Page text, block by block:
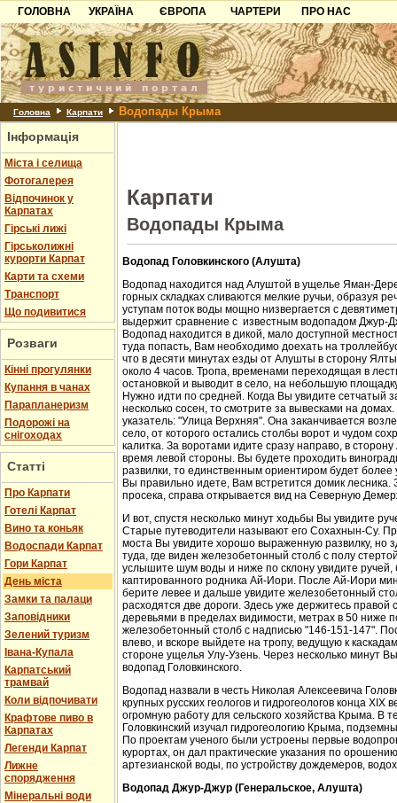
ГОЛОВНА
УКРАЇНА
Карпати
Азов
Причорноморря
Шацьк
ЄВРОПА
Чорногорія
Хорватія
Болгарія
Албанія
ЧАРТЕРИ
ПРО НАС
Контакти
Партнерам
Додати готель
Головна Карпати Водопады Крыма
Інформація
Міста і селища
Фотогалерея
Відпочинок у
Карпатах
Гірські лижі
Гірськолижні
курорти Карпат
Карти та схеми
Транспорт
Що подивитися
Розваги
Кінні прогулянки
Купання в чанах
Парапланеризм
Подорожі на
снігоходах
Статті
Про Карпати
Готелі Карпат
Вино та коньяк
Водоспади Карпат
Гори Карпат
День міста
Замки та палаци
Заповідники
Зелений туризм
Івана-Купала
Карпатський
трамвай
Коли відпочивати
Крафтове пиво в
Карпатах
Легенди Карпат
Лижне
спорядження
Мінеральні води
Карпати
Водопады Крыма
Водопад Головкинского (Алушта)
Водопад находится над Алуштой в ущелье Яман-
горных складках сливаются мелкие ручьи, образуя
уступам поток воды мощно низвергается с
выдержит сравнение с известным водопадом Джур-
Водопад находится в дикой, мало доступной
туда попасть, Вам необходимо доехать на
что в десяти минутах езды от Алушты в сторону
около 4 часов. Тропа, временами переходящая в
остановкой и выводит в село, на небольшую
Нужно идти по средней. Когда Вы увидите сетчатый
несколько сосен, то смотрите за вывесками на
указатель: "Улица Верхняя". Она заканчивается
село, от которого остались столбы ворот и чудом
калитка. За воротами идите сразу направо, в
время левой стороны. Вы будете проходить
развилки, то единственным ориентиром будет более
Вы правильно идете, Вам встретится домик лесника.
просека, справа открывается вид на Северную
И вот, спустя несколько минут ходьбы Вы увидите
Старые путеводители называют его Сохахнын-Су.
моста Вы увидите хорошо выраженную развилку, но
туда, где виден железобетонный столб с полу
услышите шум воды и ниже по склону увидите
каптированного родника Ай-Иори. После Ай-Иори
берите левее и дальше увидите железобетонный
расходятся две дороги. Здесь уже держитесь правой
деревьями в пределах видимости, метрах в 50 ниже
железобетонный столб с надписью "146-151-147".
влево, и вскоре выйдете на тропу, ведущую к
стороне ущелья Улу-Узень. Через несколько минут
водопад Головкинского.
Водопад назвали в честь Николая Алексеевича
крупных русских геологов и гидрогеологов конца XIX
огромную работу для сельского хозяйства Крыма. В
Головкинский изучал гидрогеологию Крыма,
По проектам ученого были устроены первые
курортах, он дал практические указания по
артезианской воды, по устройству дождемеров,
Водопад Джур-Джур (Генеральское, Алушта)